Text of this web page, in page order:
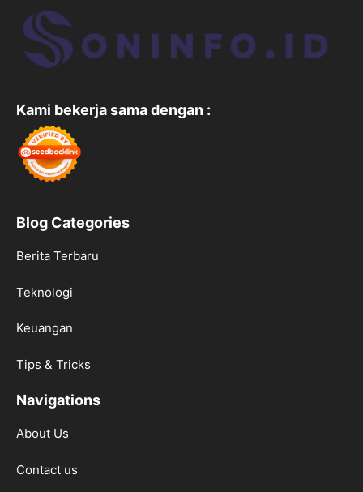
Kami bekerja sama dengan :
Blog Categories
Berita Terbaru
Teknologi
Keuangan
Tips & Tricks
Navigations
About Us
Contact us